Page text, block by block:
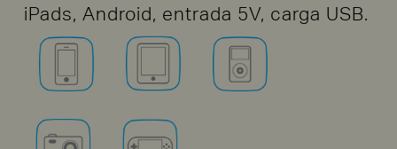
iPads, Android, entrada 5V, carga USB.